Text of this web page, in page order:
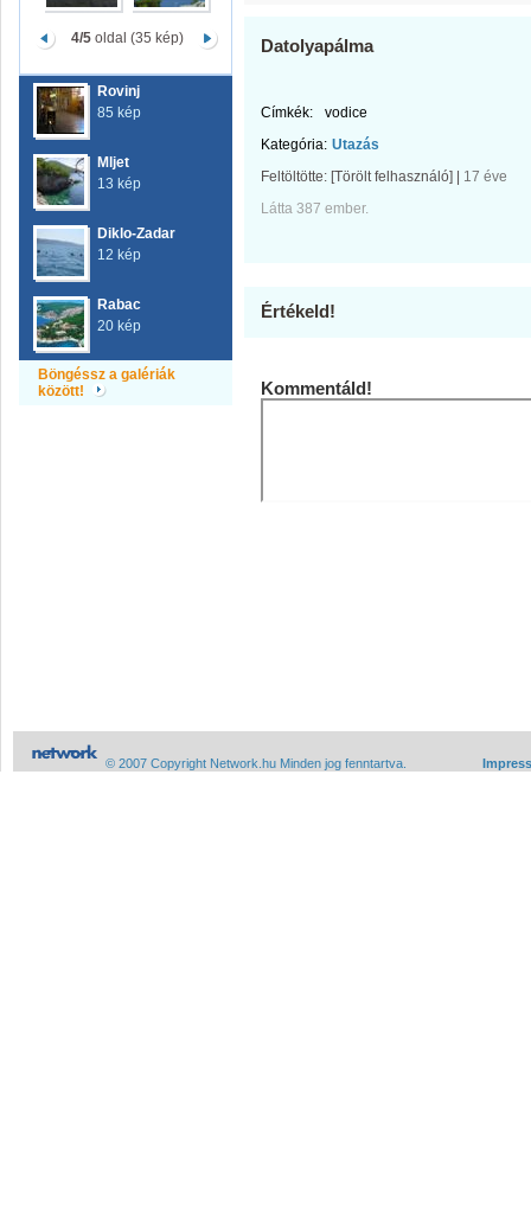
4/5oldal (35 kép)
Rovinj
85 kép
Mljet
13 kép
Diklo-Zadar
12 kép
Rabac
20 kép
Böngéssz a galériák
között!
Datolyapálma
Címkék:
vodice
Kategória: Utazás
Feltöltötte: [Törölt felhasználó]
17 éve
Látta 387 ember.
Értékeld!
Kommentáld!
© 2007 Copyright Network.hu Minden jog fenntartva.